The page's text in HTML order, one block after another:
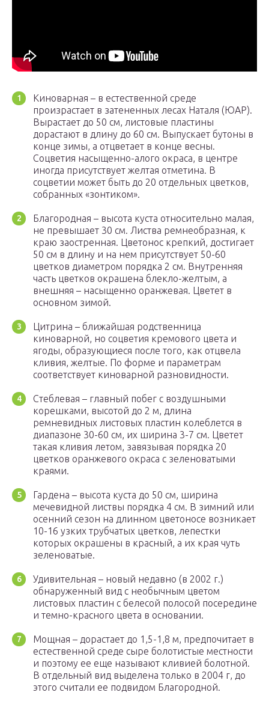
Киноварная – в естественной среде
произрастает в затененных лесах Наталя (ЮАР).
Вырастает до 50 см, листовые пластины
дорастают в длину до 60 см. Выпускает бутоны в
конце зимы, а отцветает в конце весны.
Соцветия насыщенно-алого окраса, в центре
иногда присутствует желтая отметина. В
соцветии может быть до 20 отдельных цветков,
собранных «зонтиком».
Благородная – высота куста относительно малая,
не превышает 30 см. Листва ремнеобразная, к
краю заостренная. Цветонос крепкий, достигает
50 см в длину и на нем присутствует 50-60
цветков диаметром порядка 2 см. Внутренняя
часть цветков окрашена блекло-желтым, а
внешняя – насыщенно оранжевая. Цветет в
основном зимой.
Цитрина – ближайшая родственница
киноварной, но соцветия кремового цвета и
ягоды, образующиеся после того, как отцвела
кливия, желтые. По форме и параметрам
соответствует киноварной разновидности.
Стеблевая – главный побег с воздушными
корешками, высотой до 2 м, длина
ремневидных листовых пластин колеблется в
диапазоне 30-60 см, их ширина 3-7 см. Цветет
такая кливия летом, завязывая порядка 20
цветков оранжевого окраса с зеленоватыми
краями.
Гардена – высота куста до 50 см, ширина
мечевидной листвы порядка 4 см. В зимний или
осенний сезон на длинном цветоносе возникает
10-16 узких трубчатых цветков, лепестки
которых окрашены в красный, а их края чуть
зеленоватые.
Удивительная – новый недавно (в 2002 г.)
обнаруженный вид с необычным цветом
листовых пластин с белесой полосой посередине
и темно-красного цвета в основании.
Мощная – дорастает до 1,5-1,8 м, предпочитает в
естественной среде сыре болотистые местности
и поэтому ее еще называют кливией болотной.
В отдельный вид выделена только в 2004 г, до
этого считали ее подвидом Благородной.